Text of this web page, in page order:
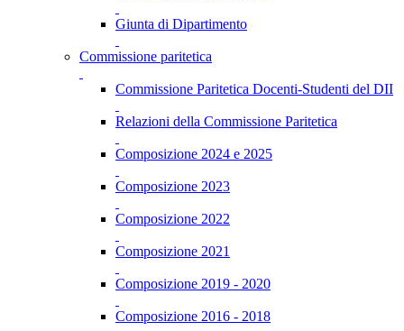
Giunta di Dipartimento
Commissione paritetica
Commissione Paritetica Docenti-Studenti del DII
Relazioni della Commissione Paritetica
Composizione 2024 e 2025
Composizione 2023
Composizione 2022
Composizione 2021
Composizione 2019 - 2020
Composizione 2016 - 2018